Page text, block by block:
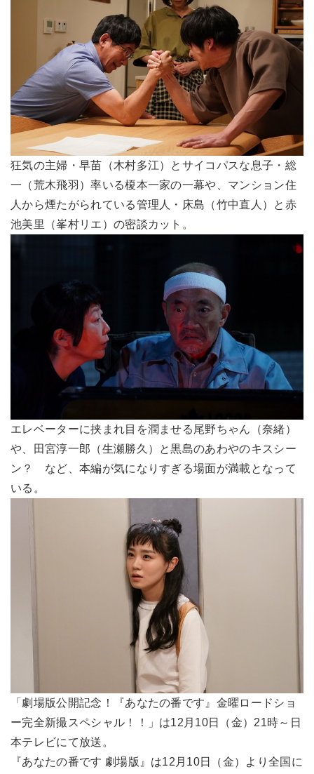
狂気の主婦・早苗（木村多江）とサイコパスな息子・総
一（荒木飛羽）率いる榎本一家の一幕や、マンション住
人から煙たがられている管理人・床島（竹中直人）と赤
池美里（峯村リエ）の密談カット。
エレベーターに挟まれ目を潤ませる尾野ちゃん（奈緒）
や、田宮淳一郎（生瀬勝久）と黒島のあわやのキスシー
ン？ など、本編が気になりすぎる場面が満載となって
いる。
「劇場版公開記念！『あなたの番です』金曜ロードショ
ー完全新撮スペシャル！！」は12月10日（金）21時～日
本テレビにて放送。
『あなたの番です 劇場版』は12月10日（金）より全国に